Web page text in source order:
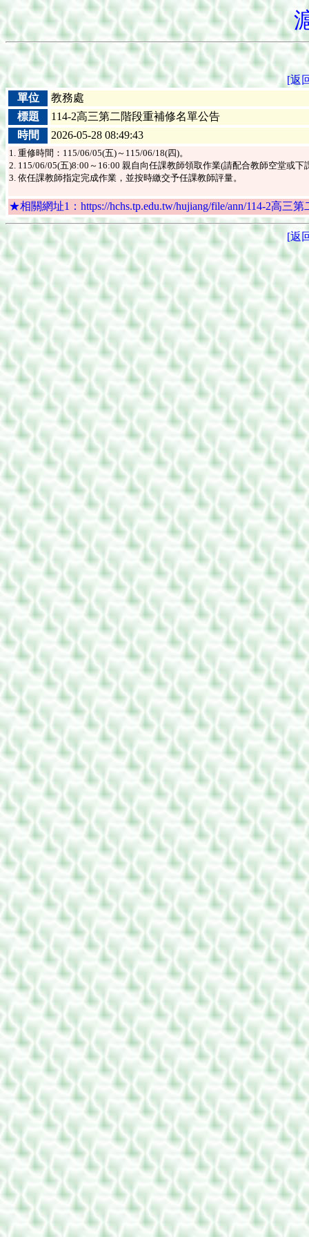
[返
單位
教務處
標題
114-2高三第二階段重補修名單公告
時間
2026-05-28 08:49:43
1. 重修時間：115/06/05(五)～115/06/18(四)。
2. 115/06/05(五)8:00～16:00 親自向任課教師領取作業(請配合教師空堂或
3. 依任課教師指定完成作業，並按時繳交予任課教師評量。
★相關網址1：https://hchs.tp.edu.tw/hujiang/file/ann/114-2高三
[返